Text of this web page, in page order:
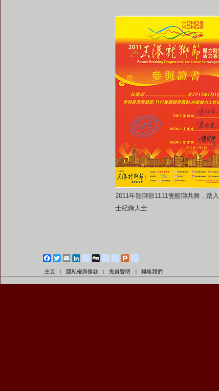
2011年龍獅節1111隻醒獅共舞，踏
士紀錄大全
Facebook
TwitterEmail LinkedInblogger_post
diglogfriendfeed
主頁 隱私權與條款 免責聲明 聯絡我們